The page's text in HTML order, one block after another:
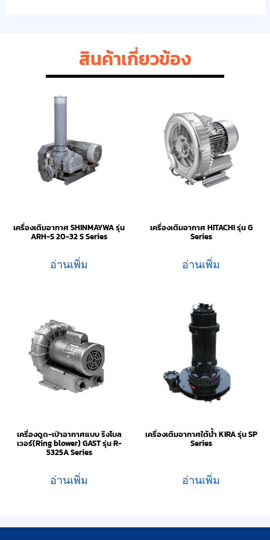
สินค้าเกี่ยวข้อง
เครื่องเติมอากาศ SHINMAYWA รุ่น
ARH-S 20-32 S Series
อ่านเพิ่ม
เครื่องเติมอากาศ HITACHI รุ่น G
Series
อ่านเพิ่ม
เครื่องดูด-เป่าอากาศแบบ ริงโบล
เวอร์(Ring blower) GAST รุ่น R-
5325A Series
อ่านเพิ่ม
เครื่องเติมอากาศใต้น้ำ KIRA รุ่น SP
Series
อ่านเพิ่ม